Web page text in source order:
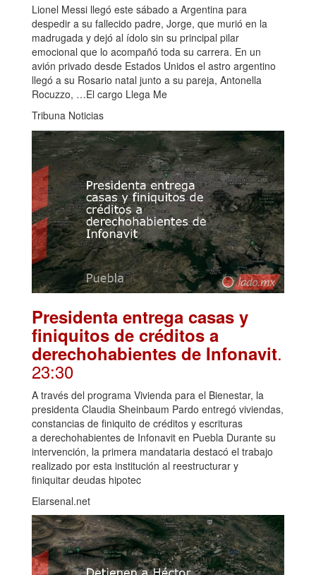
Lionel Messi llegó este sábado a Argentina para
despedir a su fallecido padre, Jorge, que murió en la
madrugada y dejó al ídolo sin su principal pilar
emocional que lo acompañó toda su carrera. En un
avión privado desde Estados Unidos el astro argentino
llegó a su Rosario natal junto a su pareja, Antonella
Rocuzzo, …El cargo Llega Me
Tribuna Noticias
Presidenta entrega casas y
finiquitos de créditos a
derechohabientes de Infonavit.
23:30
A través del programa Vivienda para el Bienestar, la
presidenta Claudia Sheinbaum Pardo entregó viviendas,
constancias de finiquito de créditos y escrituras
a derechohabientes de Infonavit en Puebla Durante su
intervención, la primera mandataria destacó el trabajo
realizado por esta institución al reestructurar y
finiquitar deudas hipotec
Elarsenal.net